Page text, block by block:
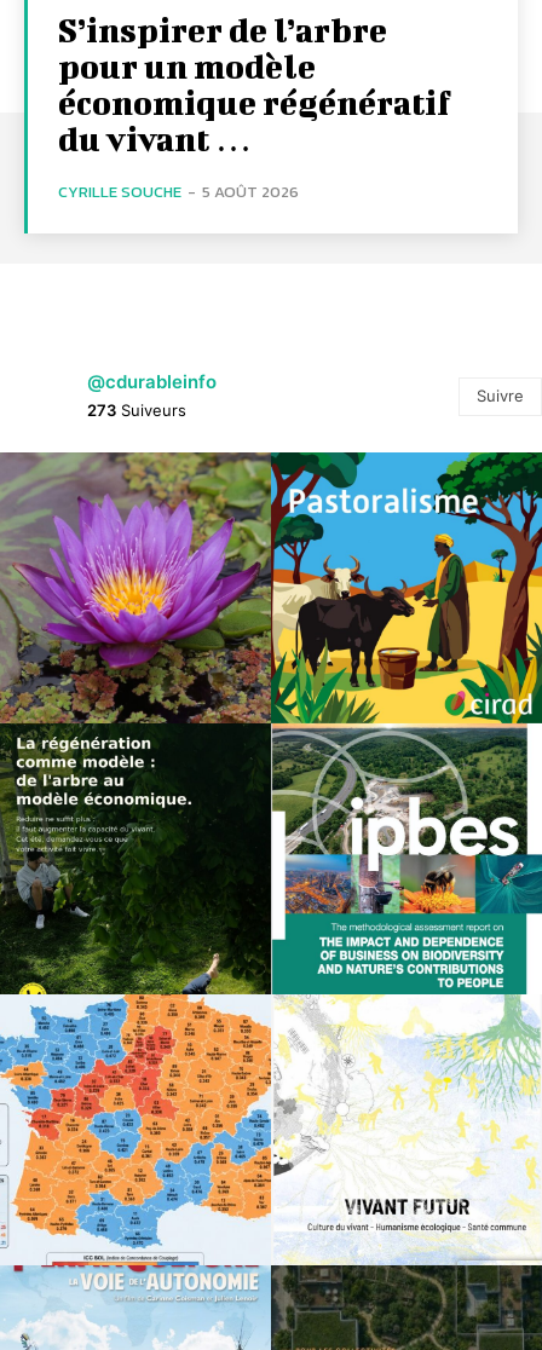
S’inspirer de l’arbre
pour un modèle
économique régénératif
du vivant …
CYRILLE SOUCHE - 5 AOÛT 2026
@cdurableinfo
273 Suiveurs
Suivre